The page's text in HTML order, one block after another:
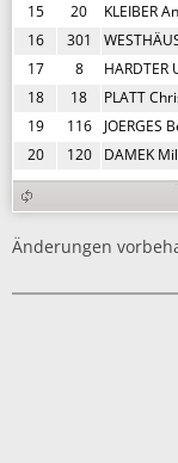
15
20 KLEIBER
16
301
17
8 HARDTER
18
18 PLATT
19
116 JOERGES
20
120 DAMEK
Änderungen